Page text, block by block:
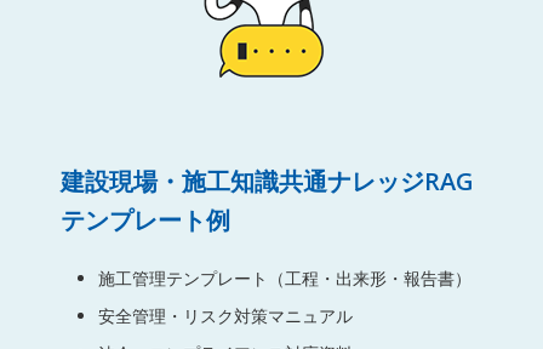
建設現場・施工知識共通ナレッジRAG
テンプレート例
施工管理テンプレート（工程・出来形・報告書）
安全管理・リスク対策マニュアル